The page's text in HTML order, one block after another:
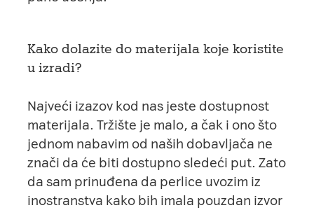
Kako dolazite do materijala koje koristite
u izradi?
Najveći izazov kod nas jeste dostupnost
materijala. Tržište je malo, a čak i ono što
jednom nabavim od naših dobavljača ne
znači da će biti dostupno sledeći put. Zato
da sam prinuđena da perlice uvozim iz
inostranstva kako bih imala pouzdan izvor